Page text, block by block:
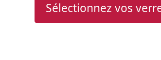
Sélectionnez vos